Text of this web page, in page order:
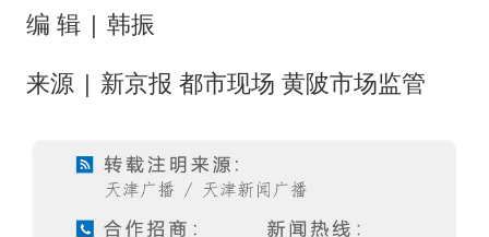
编 辑 | 韩振
来源 | 新京报 都市现场 黄陂市场监管